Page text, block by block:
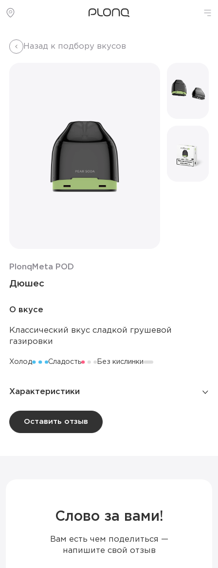
Назад к подбору вкусов
Plonq Meta POD
Дюшес
О вкусе
Классический вкус сладкой грушевой
газировки
Холод Сладость Без кислинки
Характеристики
Количество вкусов
Оставить отзыв
Слово за вами!
Вам есть чем поделиться —
напишите свой отзыв